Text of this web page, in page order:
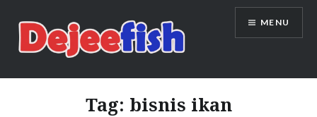
content
DEJEEFISH | PRODUSEN BENIH
IKAN BERKUALITAS INDONESIA
MENU
Tag: bisnis ikan